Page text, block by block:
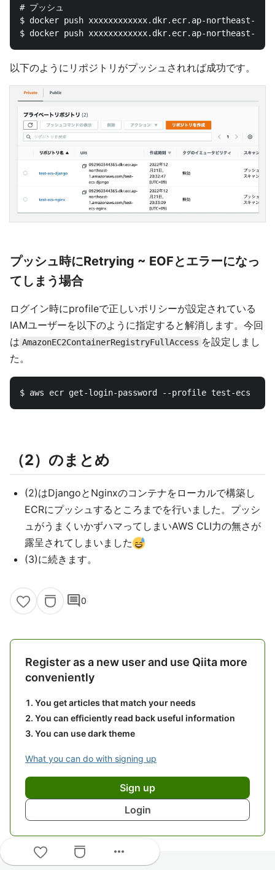
# プッシュ
$ docker push xxxxxxxxxxxx.dkr.ecr.ap-northeast-
以下のようにリポジトリがプッシュされれば成功です。
プッシュ時にRetrying ~ EOFとエラーになっ
てしまう場合
ログイン時にprofileで正しいポリシーが設定されている
IAMユーザーを以下のように指定すると解消します。今回
は AmazonEC2ContainerRegistryFullAccess を設定しまし
た。
（2）のまとめ
(2)はDjangoとNginxのコンテナをローカルで構築し
ECRにプッシュするところまでを行いました。プッシ
ュがうまくいかずハマってしまいAWS CLI力の無さが
露呈されてしまいました
(3)に続きます。
comment0
Register as a new user and use Qiita more
conveniently
You get articles that match your needs
You can efficiently read back useful information
You can use dark theme
What you can do with signing up
Sign up
Login
more_horiz